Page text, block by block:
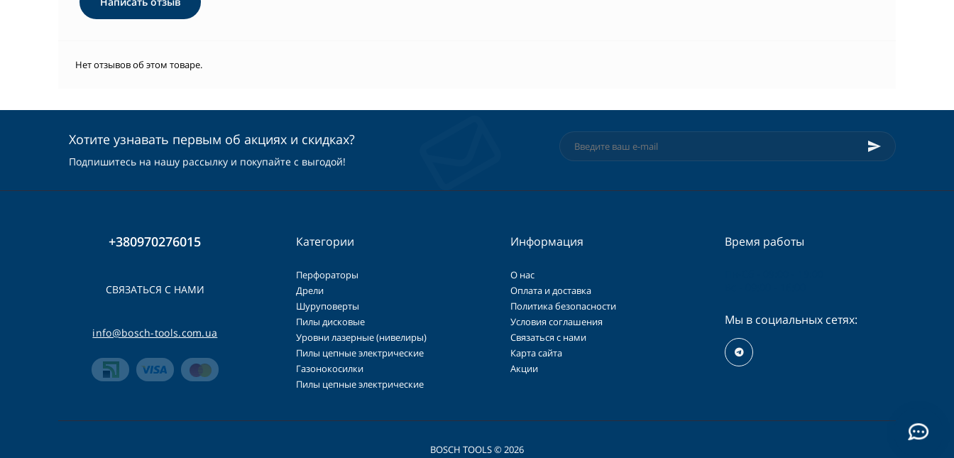
Нет отзывов об этом товаре.
Хотите узнавать первым об акциях и скидках?
Подпишитесь на нашу рассылку и покупайте с выгодой!
+380970276015
СВЯЗАТЬСЯ С НАМИ
info@bosch-tools.com.ua
Категории
Перфораторы
Дрели
Шуруповерты
Пилы дисковые
Уровни лазерные (нивелиры)
Пилы цепные электрические
Газонокосилки
Пилы цепные электрические
Информация
О нас
Оплата и доставка
Политика безопасности
Условия соглашения
Связаться с нами
Карта сайта
Акции
Время работы
Мы в социальных сетях:
BOSCH TOOLS © 2026